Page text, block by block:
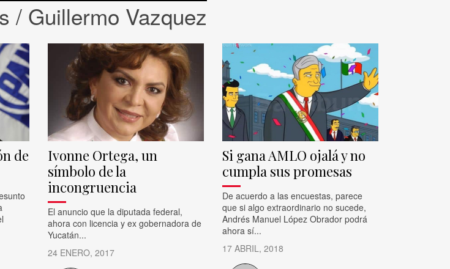
/ Guillermo Vazquez
de
Ivonne Ortega, un
símbolo de la
incongruencia
El anuncio que la diputada federal,
ahora con licencia y ex gobernadora de
Yucatán...
24 ENERO, 2017
Si gana AMLO ojalá y no
cumpla sus promesas
De acuerdo a las encuestas, parece
que si algo extraordinario no sucede,
Andrés Manuel López Obrador podrá
ahora sí...
17 ABRIL, 2018